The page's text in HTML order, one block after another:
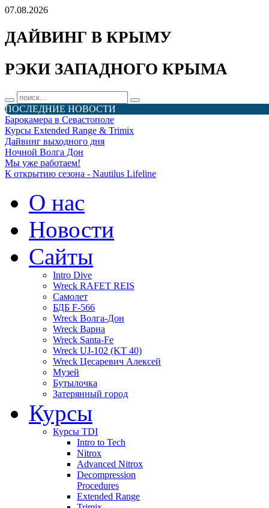
07.08.2026
ДАЙВИНГ В КРЫМУ
РЭКИ ЗАПАДНОГО КРЫМА
ПОСЛЕДНИЕ НОВОСТИ
Барокамера в Севастополе
Курсы Extended Range & Trimix
Дайвинг выходного дня
Ночной Волга Дон
Мы уже работаем!
К открытию сезона - Nautilus Lifeline
О нас
Новости
Сайты
Intro Dive
Wreck RAFET REIS
Самолет
БДБ F-566
Wreck Волга-Дон
Wreck Варна
Wreck Santa-Fe
Wreck UJ-102 (KT 40)
Wreck Цесаревич Алексей
Музей
Бутылочка
Затерянный город
Курсы
Курсы TDI
Intro to Tech
Nitrox
Advanced Nitrox
Decompression
Procedures
Extended Range